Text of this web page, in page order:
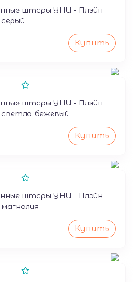
шторы УНИ - Плэйн
Купить
шторы УНИ - Плэйн
светло-бежевый
Купить
шторы УНИ - Плэйн
Купить